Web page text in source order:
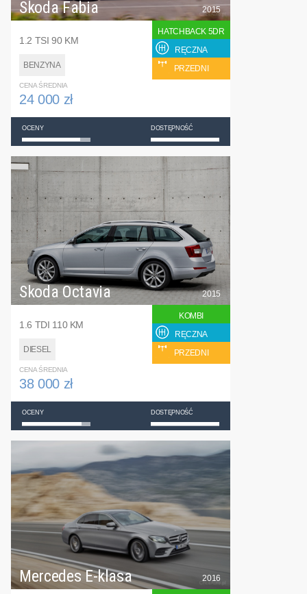
Skoda Fabia
1.2 TSI 90 KM
BENZYNA
2015
HATCHBACK 5DR
RĘCZNA
PRZEDNI
CENA ŚREDNIA
24 000 zł
OCENY DOSTĘPNOŚĆ
Skoda Octavia
1.6 TDI 110 KM
DIESEL
2015
KOMBI
RĘCZNA
PRZEDNI
CENA ŚREDNIA
38 000 zł
OCENY DOSTĘPNOŚĆ
Mercedes E-klasa 2016